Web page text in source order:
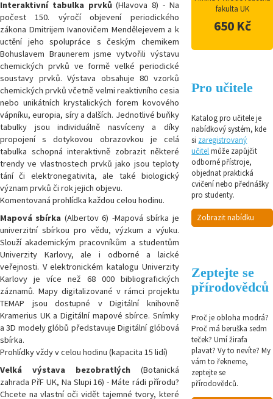
Interaktivní tabulka prvků(Hlavova 8) - Na
počest 150. výročí objevení periodického
zákona Dmitrijem Ivanovičem Mendělejevem a k
uctění jeho spolupráce s českým chemikem
Bohuslavem Braunerem jsme vytvořili výstavu
chemických prvků ve formě velké periodické
soustavy prvků. Výstava obsahuje 80 vzorků
chemických prvků včetně velmi reaktivního cesia
nebo unikátních krystalických forem kovového
vápníku, europia, síry a dalších. Jednotlivé buňky
tabulky jsou individuálně nasvíceny a díky
propojení s dotykovou obrazovkou je celá
tabulka schopná interaktivně zobrazit některé
trendy ve vlastnostech prvků jako jsou teploty
tání či elektronegativita, ale také biologický
význam prvků či rok jejich objevu.
Komentovaná prohlídka každou celou hodinu.
Mapová sbírka (Albertov 6) -Mapová sbírka je
univerzitní sbírkou pro vědu, výzkum a výuku.
Slouží akademickým pracovníkům a studentům
Univerzity Karlovy, ale i odborné a laické
veřejnosti. V elektronickém katalogu Univerzity
Karlovy je více než 68 000 bibliografických
záznamů. Mapy digitalizované v rámci projektu
TEMAP jsou dostupné v Digitální knihovně
Kramerius UK a Digitální mapové sbírce. Snímky
a 3D modely glóbů představuje Digitální glóbová
sbírka.
Prohlídky vždy v celou hodinu (kapacita 15 lidí)
Velká výstava bezobratlých(Botanická
zahrada PřF UK, Na Slupi 16) - Máte rádi přírodu?
Chcete na vlastní oči vidět tajemné tvory, které
fakulta UK
650 Kč
Pro učitele
Katalog pro učitele je
nabídkový systém, kde
si zaregistrovaný
učitelmůže zapůjčit
odborné přístroje,
objednat praktická
cvičení nebo přednášky
pro studenty.
Zobrazit nabídku
Zeptejte se
přírodovědců
Proč je obloha modrá?
Proč má beruška sedm
teček? Umí žirafa
plavat? Vy to nevíte? My
vám to řekneme,
zeptejte se
přírodovědců.